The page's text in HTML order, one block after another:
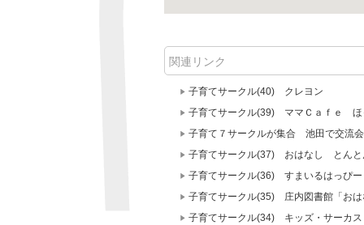
関連リンク
子育てサークル(40) クレヨン
子育てサークル(39) ママＣａｆｅ ほ
子育て７サークルが集合 池田で交流会
子育てサークル(37) おはなし とんと
子育てサークル(36) すまいるはっぴー
子育てサークル(35) 庄内図書館「おは
子育てサークル(34) キッズ・サーカス